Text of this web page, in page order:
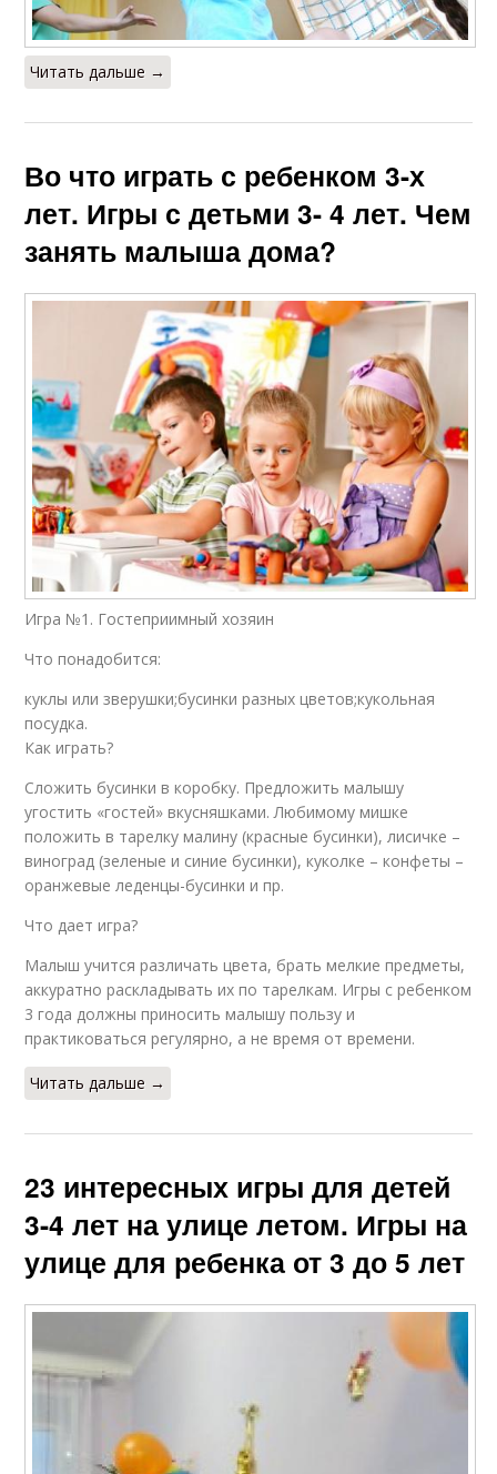
Читать дальше →
Во что играть с ребенком 3-х
лет. Игры с детьми 3- 4 лет. Чем
занять малыша дома?
Игра №1. Гостеприимный хозяин
Что понадобится:
куклы или зверушки;бусинки разных цветов;кукольная
посудка.
Как играть?
Сложить бусинки в коробку. Предложить малышу
угостить «гостей» вкусняшками. Любимому мишке
положить в тарелку малину (красные бусинки), лисичке –
виноград (зеленые и синие бусинки), куколке – конфеты –
оранжевые леденцы-бусинки и пр.
Что дает игра?
Малыш учится различать цвета, брать мелкие предметы,
аккуратно раскладывать их по тарелкам. Игры с ребенком
3 года должны приносить малышу пользу и
практиковаться регулярно, а не время от времени.
Читать дальше →
23 интересных игры для детей
3-4 лет на улице летом. Игры на
улице для ребенка от 3 до 5 лет